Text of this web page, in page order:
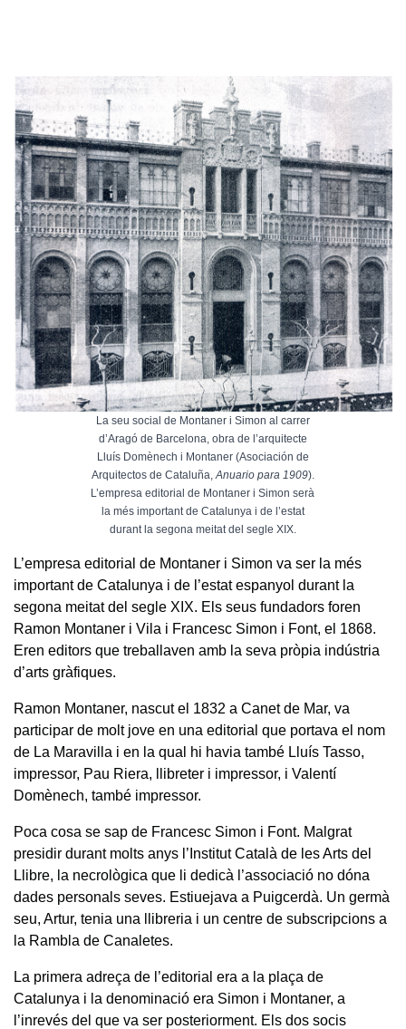
La seu social de Montaner i Simon al carrer
d’Aragó de Barcelona, obra de l’arquitecte
Lluís Domènech i Montaner (Asociación de
Arquitectos de Cataluña, Anuario para 1909).
L’empresa editorial de Montaner i Simon serà
la més important de Catalunya i de l’estat
durant la segona meitat del segle XIX.
L’empresa editorial de Montaner i Simon va ser la més
important de Catalunya i de l’estat espanyol durant la
segona meitat del segle XIX. Els seus fundadors foren
Ramon Montaner i Vila i Francesc Simon i Font, el 1868.
Eren editors que treballaven amb la seva pròpia indústria
d’arts gràfiques.
Ramon Montaner, nascut el 1832 a Canet de Mar, va
participar de molt jove en una editorial que portava el nom
de La Maravilla i en la qual hi havia també Lluís Tasso,
impressor, Pau Riera, llibreter i impressor, i Valentí
Domènech, també impressor.
Poca cosa se sap de Francesc Simon i Font. Malgrat
presidir durant molts anys l’Institut Català de les Arts del
Llibre, la necrològica que li dedicà l’associació no dóna
dades personals seves. Estiuejava a Puigcerdà. Un germà
seu, Artur, tenia una llibreria i un centre de subscripcions a
la Rambla de Canaletes.
La primera adreça de l’editorial era a la plaça de
Catalunya i la denominació era Simon i Montaner, a
l’inrevés del que va ser posteriorment. Els dos socis